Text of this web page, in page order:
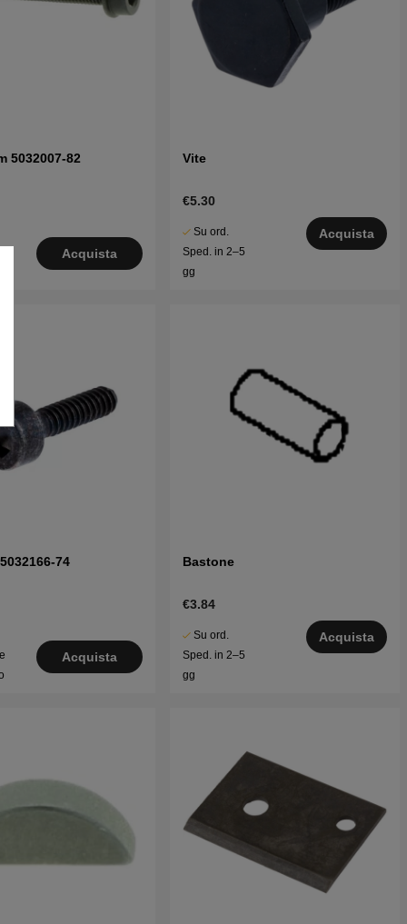
5032007-82
Acquista
Vite
€5.30
Su ord.
Sped. in 2–5
gg
Acquista
74
Acquista
Bastone
€3.84
Su ord.
Sped. in 2–5
gg
Acquista